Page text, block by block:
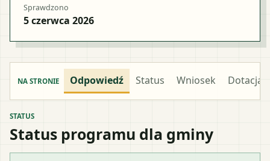
Sprawdzono
5 czerwca 2026
NA STRONIE Odpowiedź Status Wniosek Dotacja
STATUS
Status programu dla gminy